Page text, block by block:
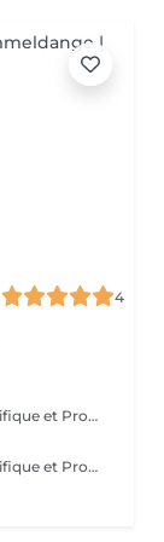
4
Diagnostique, Shampooing Traitant, Soin Spécifique et Produits Coiffants inclus
Diagnostique, Shampooing Traitant, Soin Spécifique et Produits Coiffants inclus